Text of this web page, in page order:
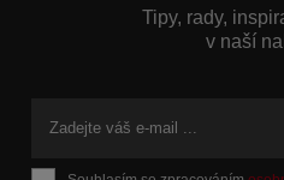
Tipy, rady,
v naší